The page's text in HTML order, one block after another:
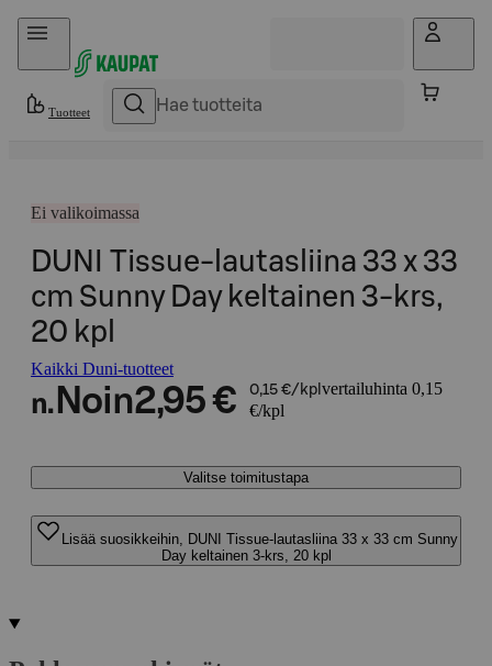
Hyppää sisältöön
Tuotteet
Ei valikoimassa
DUNI Tissue-lautasliina 33 x 33
cm Sunny Day keltainen 3-krs,
20 kpl
Kaikki Duni-tuotteet
n. Noin2,95 € 0,15 €/kpl vertailuhinta 0,15
€/kpl
Valitse toimitustapa
Lisää suosikkeihin, DUNI Tissue-lautasliina 33 x 33 cm Sunny
Day keltainen 3-krs, 20 kpl